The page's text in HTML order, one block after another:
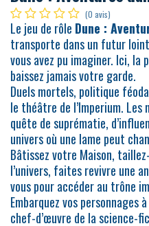
(0 avis)
Le jeu de rôle Dune :
transporte dans un futur
vous avez pu imaginer. Ici, la
baissez jamais votre garde.
Duels mortels, politique
le théâtre de l’Imperium.
quête de suprématie,
univers où une lame peut
Bâtissez votre Maison,
l’univers, faites revivre une
vous pour accéder au trône
Embarquez vos personnages
chef-d’œuvre de la science-